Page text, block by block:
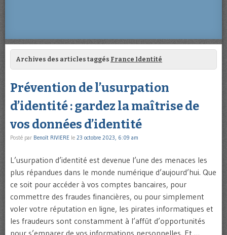
Archives des articles taggés France Identité
Prévention de l’usurpation
d’identité : gardez la maîtrise de
vos données d’identité
Posté par Benoît RIVIERE le 23 octobre 2023, 6:09 am
L’usurpation d’identité est devenue l’une des menaces les
plus répandues dans le monde numérique d’aujourd’hui. Que
ce soit pour accéder à vos comptes bancaires, pour
commettre des fraudes financières, ou pour simplement
voler votre réputation en ligne, les pirates informatiques et
les fraudeurs sont constamment à l’affût d’opportunités